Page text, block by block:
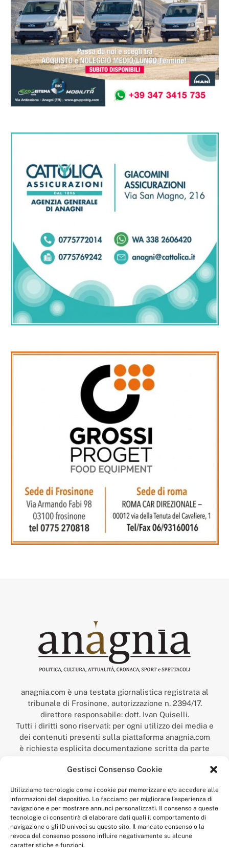
Gestisci Consenso Cookie
Utilizziamo tecnologie come i cookie per memorizzare e/o accedere alle
informazioni del dispositivo. Lo facciamo per migliorare l'esperienza di
navigazione e per mostrare annunci personalizzati. Il consenso a queste
tecnologie ci consentirà di elaborare dati quali il comportamento di
navigazione o gli ID univoci su questo sito. Il mancato consenso o la
revoca del consenso possono influire negativamente su alcune
caratteristiche e funzioni.
anagnia.com è una testata giornalistica registrata al
tribunale di Frosinone, autorizzazione n. 2394/17.
direttore responsabile: dott. Ivan Quiselli.
Tutti i diritti sono riservati: per ogni utilizzo dei media e
dei contenuti presenti sulla piattaforma anagnia.com
è richiesta esplicita documentazione scritta da parte
“Anagnia” è un marchio registrato presso l’Ufficio Italiano
Economico,
num. registrazione: 302017000014044 del 9 febbraio 2017.
Per contatti:redazione@anagnia.com